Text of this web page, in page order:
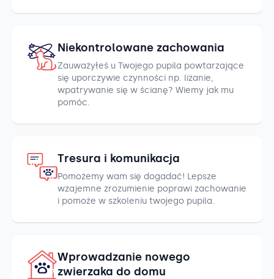
Niekontrolowane zachowania
Zauważyłeś u Twojego pupila powtarzające
się uporczywie czynności np. lizanie,
wpatrywanie się w ścianę? Wiemy jak mu
pomóc.
Tresura i komunikacja
Pomożemy wam się dogadać! Lepsze
wzajemne zrozumienie poprawi zachowanie
i pomoże w szkoleniu twojego pupila.
Wprowadzanie nowego
zwierzaka do domu